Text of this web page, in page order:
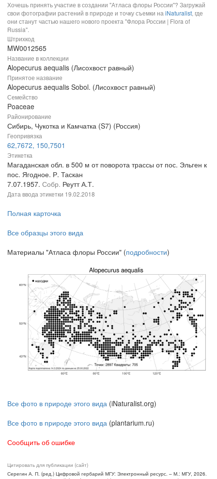
Хочешь принять участие в создании "Атласа флоры России"? Загружай
свои фотографии растений в природе и точку съемки на iNaturalist, где
они станут частью нашего нового проекта "Флора России | Flora of
Russia".
Штрихкод
MW0012565
Название в коллекции
Alopecurus aequalis (Лисохвост равный)
Принятое название
Alopecurus aequalis Sobol. (Лисохвост равный)
Семейство
Poaceae
Районирование
Сибирь, Чукотка и Камчатка (S7) (Россия)
Геопривязка
62,7672, 150,7501
Этикетка
Магаданская обл. в 500 м от поворота трассы от пос. Эльген к
пос. Ягодное. Р. Таскан
7.07.1957. Собр. Реутт А.Т.
Дата ввода этикетки 19.02.2018
Полная карточка
Все образцы этого вида
Материалы "Атласа флоры России" (подробности)
Все фото в природе этого вида (iNaturalist.org)
Все фото в природе этого вида (plantarium.ru)
Сообщить об ошибке
Цитировать для публикации (сайт)
Серегин А. П. (ред.) Цифровой гербарий МГУ: Электронный ресурс. – М.: МГУ, 2026.